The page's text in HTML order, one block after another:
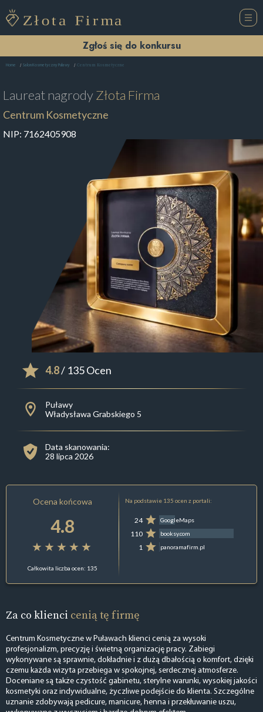
Zgłoś się do konkursu
Home Salon Kosmetyczny Puławy Centrum Kosmetyczne
Laureat nagrodyZłota Firma
Centrum Kosmetyczne
NIP: 7162405908
4.8/ 135 Ocen
Puławy
Władysława Grabskiego 5
Data skanowania:
28 lipca 2026
Ocena końcowa
4.8
Całkowita liczba ocen: 135
Na podstawie 135 ocen z portali:
24 GoogleMaps
110 booksy.com
1 panoramafirm.pl
Za co klienci cenią tę firmę
Centrum Kosmetyczne w Puławach klienci cenią za wysoki
profesjonalizm, precyzję i świetną organizację pracy. Zabiegi
wykonywane są sprawnie, dokładnie i z dużą dbałością o komfort, dzięki
czemu każda wizyta przebiega w spokojnej, serdecznej atmosferze.
Doceniane są także czystość gabinetu, sterylne warunki, wysokiej jakości
kosmetyki oraz indywidualne, życzliwe podejście do klienta. Szczególne
uznanie zdobywają pedicure, manicure, henna i przekłuwanie uszu,